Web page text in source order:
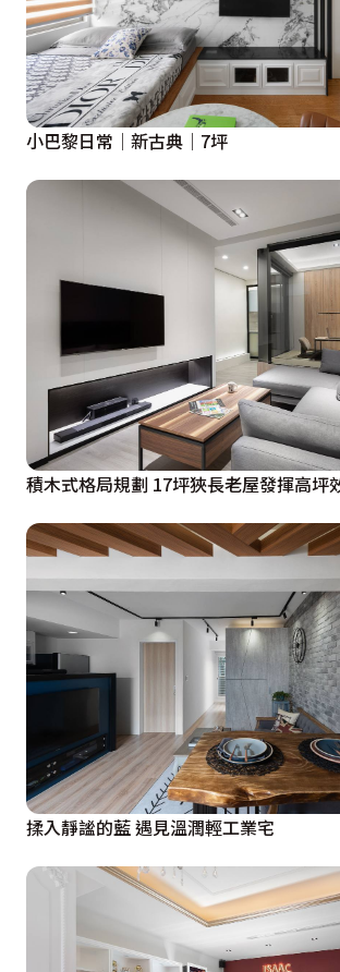
小巴黎日常│新古典│7坪
積木式格局規劃 17坪狹長老屋發揮高坪
揉入靜謐的藍 遇見溫潤輕工業宅